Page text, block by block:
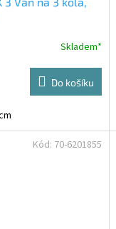
Skladem*
Do košíku
Kód: 70-6201855